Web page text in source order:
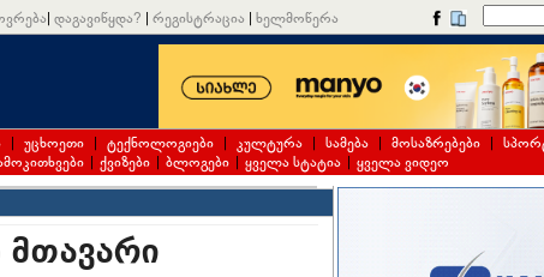
| დაგავიწყდა? | რეგისტრაცია | ხელმოწერა
| უცხოეთი | ტექნოლოგიები | კულტურა | სამება | მოსაზრებები |
| ქვიზები | ბლოგები | ყველა სტატია | ყველა ვიდეო
მთავარი